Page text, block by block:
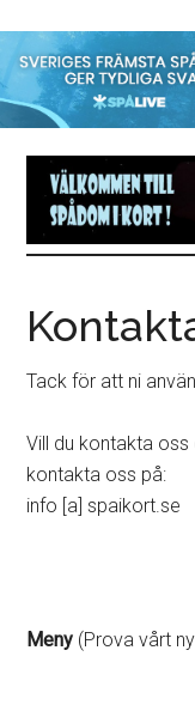
Tack för att ni
Vill du kontakta
kontakta oss på:
info [a] spaikort.se
Meny (Prova vårt